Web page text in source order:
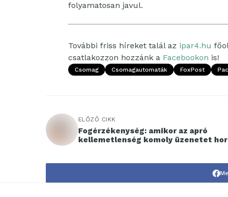
folyamatosan javul.
További friss híreket talál az ipar4.hu
csatlakozzon hozzánk a Facebookon is!
Csomag Csomagautomaták FoxPost
ELŐZŐ CIKK
Fogérzékenység: amikor az apró
kellemetlenség komoly üzenetet